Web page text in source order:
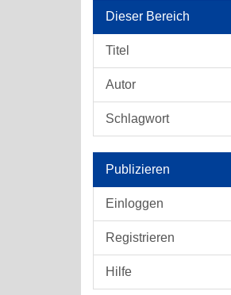
Dieser Bereich
Titel
Autor
Schlagwort
Publizieren
Einloggen
Registrieren
Hilfe